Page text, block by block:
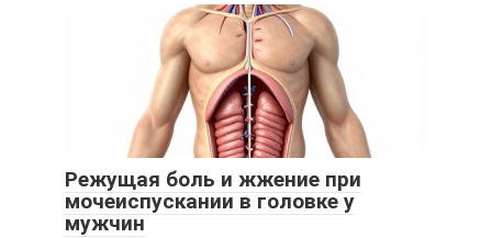
Режущая боль и жжение при
мочеиспускании в головке у
мужчин